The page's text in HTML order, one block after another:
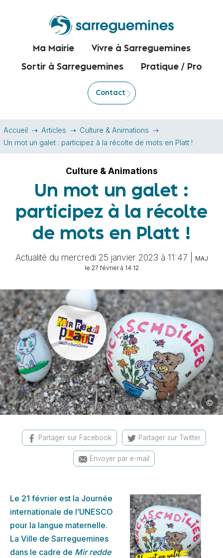
Ma Mairie Vivre à Sarreguemines
Sortir à Sarreguemines Pratique / Pro
Contact
Accueil Articles
Culture & Animations
Un mot un galet : participez à la récolte de mots en Platt !
Culture & Animations
Un mot un galet :
participez à la récolte
de mots en Platt !
Actualité du mercredi 25 janvier 2023 à 11:47 |
MAJ
le 27 février à 14:12
Image
©
Partager sur Facebook Partager sur Twitter
Envoyer par e-mail
Le 21 février est la Journée
internationale de l’UNESCO
pour la langue maternelle.
La Ville de Sarreguemines
dans le cadre de Mir redde